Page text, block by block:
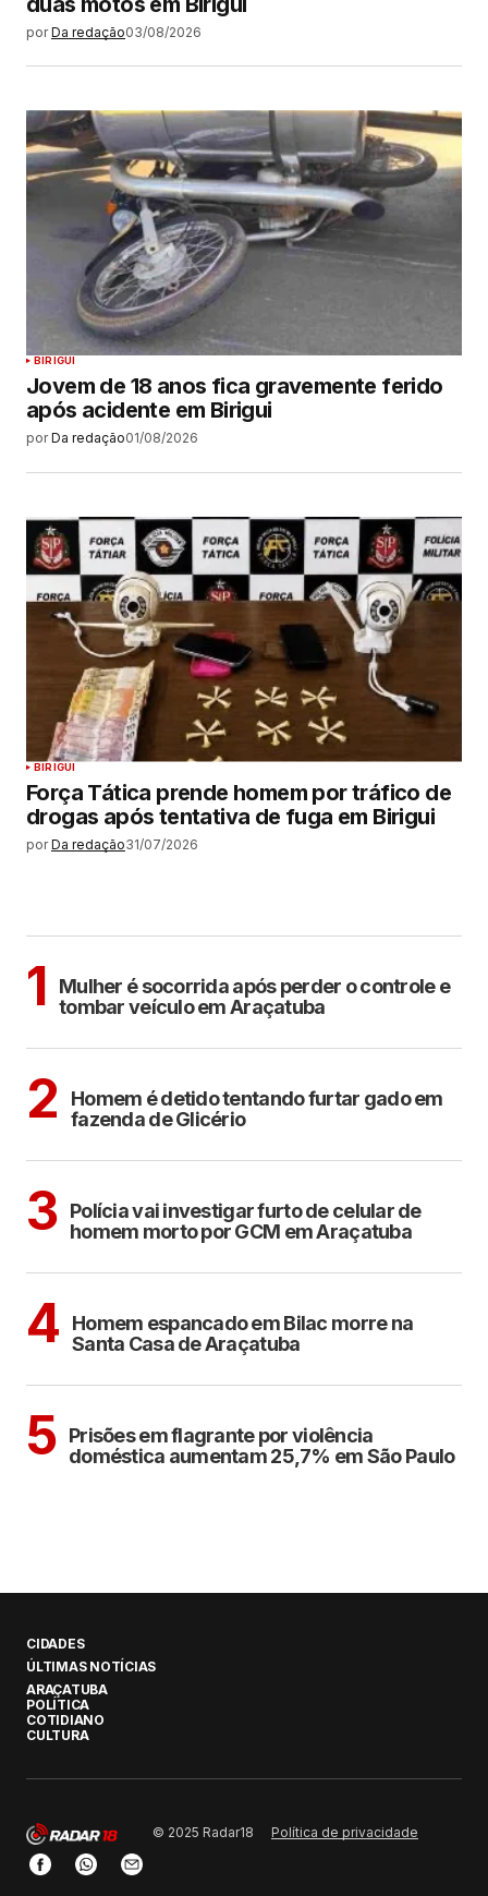
por Da redação03/08/2026
BIRIGUI
Jovem de 18 anos fica gravemente ferido
após acidente em Birigui
por Da redação01/08/2026
BIRIGUI
Força Tática prende homem por tráfico de
drogas após tentativa de fuga em Birigui
por Da redação31/07/2026
1
Mulher é socorrida após perder o controle e
tombar veículo em Araçatuba
2
Homem é detido tentando furtar gado em
fazenda de Glicério
3 Polícia vai investigar furto de celular de
homem morto por GCM em Araçatuba
4
Homem espancado em Bilac morre na
Santa Casa de Araçatuba
5 Prisões em flagrante por violência
doméstica aumentam 25,7% em São Paulo
CIDADES
ÚLTIMAS NOTÍCIAS
ARAÇATUBA
POLÍTICA
COTIDIANO
CULTURA
© 2025 Radar18 Política de privacidade